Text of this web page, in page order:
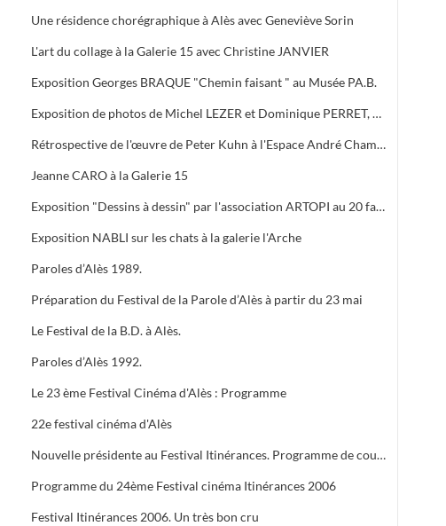
Une résidence chorégraphique à Alès avec Geneviève Sorin
L'art du collage à la Galerie 15 avec Christine JANVIER
Exposition Georges BRAQUE "Chemin faisant " au Musée PA.B.
Exposition de photos de Michel LEZER et Dominique PERRET, de peintures de Monique SANTORO à l'OFFICE DE TOURISME pour la Féria d'Alès
Rétrospective de l'œuvre de Peter Kuhn à l'Espace André Chamson. Exposition consacrée à Vauban à l'OFFICE DE TOURISME. Présentation de saison hors les murs du cratère
Jeanne CARO à la Galerie 15
Exposition "Dessins à dessin" par l'association ARTOPI au 20 faubourg du Soleil
Exposition NABLI sur les chats à la galerie l'Arche
Paroles d’Alès 1989.
Préparation du Festival de la Parole d’Alès à partir du 23 mai
Le Festival de la B.D. à Alès.
Paroles d’Alès 1992.
Le 23 ème Festival Cinéma d'Alès : Programme
22e festival cinéma d'Alès
Nouvelle présidente au Festival Itinérances. Programme de courts métrages de Jacques TATI
Programme du 24ème Festival cinéma Itinérances 2006
Festival Itinérances 2006. Un très bon cru